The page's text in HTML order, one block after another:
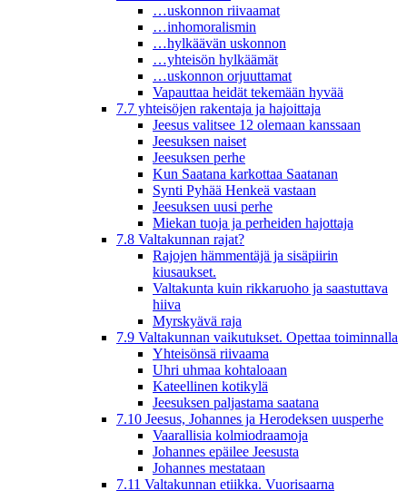
…uskonnon riivaamat
…inhomoralismin
…hylkäävän uskonnon
…yhteisön hylkäämät
…uskonnon orjuuttamat
Vapauttaa heidät tekemään hyvää
7.7 yhteisöjen rakentaja ja hajoittaja
Jeesus valitsee 12 olemaan kanssaan
Jeesuksen naiset
Jeesuksen perhe
Kun Saatana karkottaa Saatanan
Synti Pyhää Henkeä vastaan
Jeesuksen uusi perhe
Miekan tuoja ja perheiden hajottaja
7.8 Valtakunnan rajat?
Rajojen hämmentäjä ja sisäpiirin
kiusaukset.
Valtakunta kuin rikkaruoho ja saastuttava
hiiva
Myrskyävä raja
7.9 Valtakunnan vaikutukset. Opettaa toiminnalla
Yhteisönsä riivaama
Uhri uhmaa kohtaloaan
Kateellinen kotikylä
Jeesuksen paljastama saatana
7.10 Jeesus, Johannes ja Herodeksen uusperhe
Vaarallisia kolmiodraamoja
Johannes epäilee Jeesusta
Johannes mestataan
7.11 Valtakunnan etiikka. Vuorisaarna